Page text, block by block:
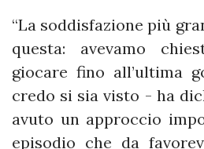
“La soddisfazione più
questa: avevamo
giocare fino all’ultima
credo si sia visto - ha
avuto un approccio
episodio che da